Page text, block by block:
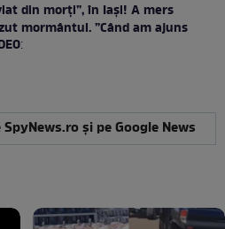
din morți”, în Iași! A mers
mormântul. ”Când am ajuns
:
și pe Google News